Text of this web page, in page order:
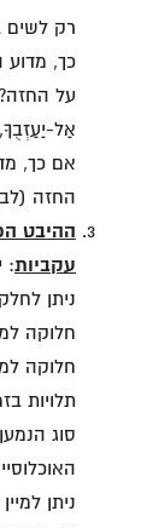
רק לשים
כך, מדוע
אַל-
אם כך,
החזה
ההיבט
עקביות:
ניתן
חלוקה
חלוקה
תלויות
סוג
ניתן